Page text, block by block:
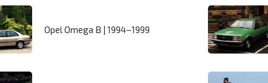
Opel Omega B | 1994–1999